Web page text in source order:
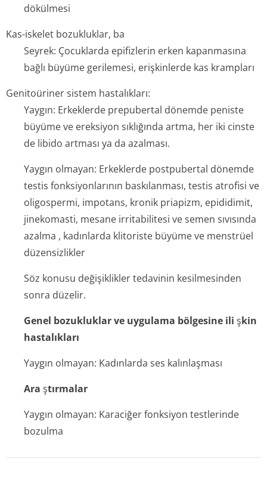
dökülmesi
Kas-iskelet bozukluklar, ba
Seyrek: Çocuklarda epifizlerin erken kapanmasına
bağlı büyüme gerilemesi, erişkinlerde kas krampları
Genitoüriner sistem hastalıkları:
Yaygın: Erkeklerde prepubertal dönemde peniste
büyüme ve ereksiyon sıklığında artma, her iki cinste
de libido artması ya da azalması.
Yaygın olmayan: Erkeklerde postpubertal dönemde
testis fonksiyonlarının baskılanması, testis atrofisi ve
oligospermi, impotans, kronik priapizm, epididimit,
jinekomasti, mesane irritabilitesi ve semen sıvısında
azalma , kadınlarda klitoriste büyüme ve menstrüel
düzensizlikler
Söz konusu değişiklikler tedavinin kesilmesinden
sonra düzelir.
Genel bozukluklar ve uygulama bölgesine ili şkin
hastalıkları
Yaygın olmayan: Kadınlarda ses kalınlaşması
Ara ştırmalar
Yaygın olmayan: Karaciğer fonksiyon testlerinde
bozulma